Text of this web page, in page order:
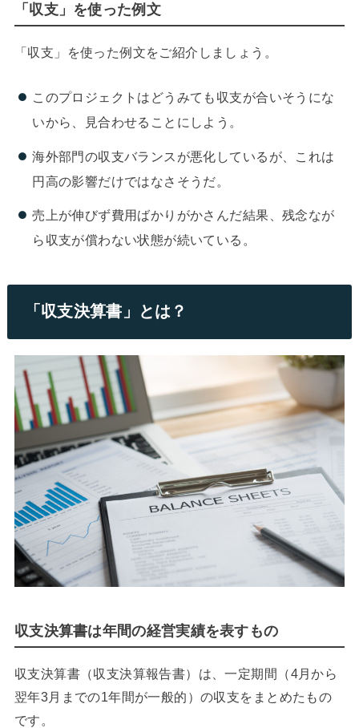
「収支」を使った例文
「収支」を使った例文をご紹介しましょう。
このプロジェクトはどうみても収支が合いそうにな
いから、見合わせることにしよう。
海外部門の収支バランスが悪化しているが、これは
円高の影響だけではなさそうだ。
売上が伸びず費用ばかりがかさんだ結果、残念なが
ら収支が償わない状態が続いている。
「収支決算書」とは？
収支決算書は年間の経営実績を表すもの
収支決算書（収支決算報告書）は、一定期間（4月から
翌年3月までの1年間が一般的）の収支をまとめたもの
です。